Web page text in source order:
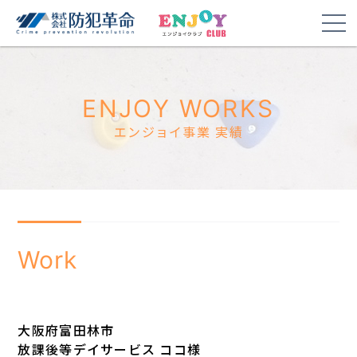
ENJOY WORKS
エンジョイ事業 実績
Work
大阪府富田林市
放課後等デイサービス ココ様